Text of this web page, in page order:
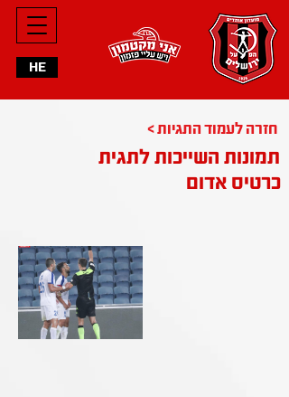
HE
< חזרה לעמוד התגיות
תמונות השייכות לתגית
כרטיס אדום